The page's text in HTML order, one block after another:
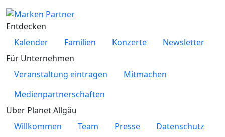
Entdecken
Kalender
Familien Konzerte
Newsletter
Für Unternehmen
Veranstaltung eintragen
Mitmachen
Medienpartnerschaften
Über Planet Allgäu
Willkommen
Team Presse
Datenschutz